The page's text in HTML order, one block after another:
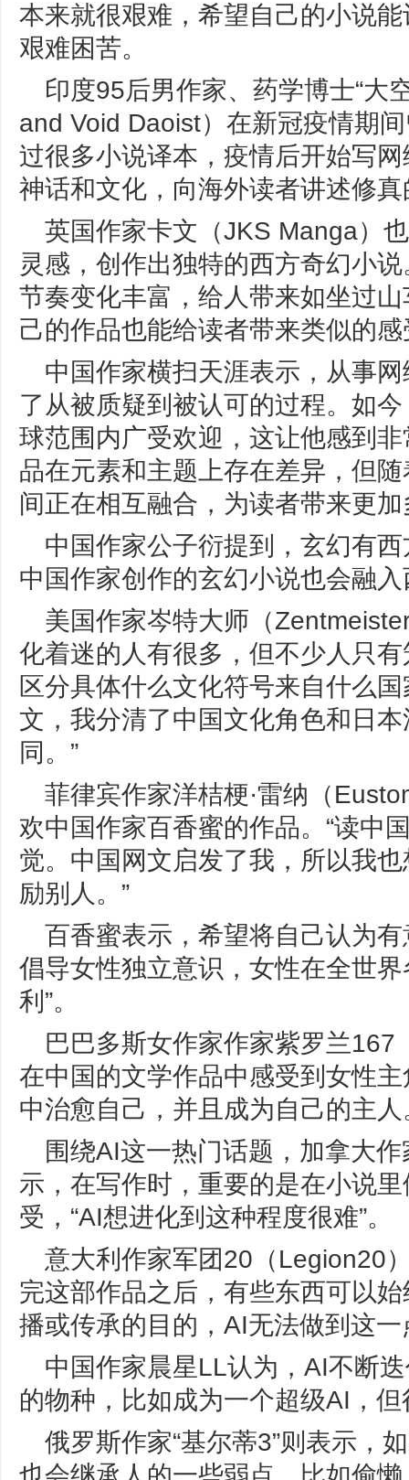
本来就很艰难，希望自己的小说
艰难困苦。
印度95后男作家、药学博士“大
and Void Daoist）在新冠疫情期
过很多小说译本，疫情后开始写
神话和文化，向海外读者讲述修
英国作家卡文（JKS Manga）
灵感，创作出独特的西方奇幻小
节奏变化丰富，给人带来如坐过
己的作品也能给读者带来类似的感
中国作家横扫天涯表示，从事
了从被质疑到被认可的过程。如
球范围内广受欢迎，这让他感到
品在元素和主题上存在差异，但
间正在相互融合，为读者带来更
中国作家公子衍提到，玄幻有
中国作家创作的玄幻小说也会融
美国作家岑特大师（
化着迷的人有很多，但不少人只
区分具体什么文化符号来自什么
文，我分清了中国文化角色和日
同。”
菲律宾作家洋桔梗·雷纳（
欢中国作家百香蜜的作品。“读中
觉。中国网文启发了我，所以我
励别人。”
百香蜜表示，希望将自己认为
倡导女性独立意识，女性在全世界
利”。
巴巴多斯女作家作家紫罗兰
在中国的文学作品中感受到女性
中治愈自己，并且成为自己的主人
围绕AI这一热门话题，加拿大
示，在写作时，重要的是在小说
受，“AI想进化到这种程度很难”。
意大利作家军团20（Legion20
完这部作品之后，有些东西可以
播或传承的目的，AI无法做到这一
中国作家晨星LL认为，AI不断
的物种，比如成为一个超级AI，
俄罗斯作家“基尔蒂3”则表示，